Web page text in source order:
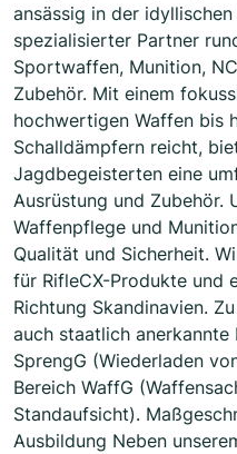
ansässig in der
spezialisierter Partner
Sportwaffen, Munition,
Zubehör. Mit einem
hochwertigen Waffen bis
Schalldämpfern reicht,
Jagdbegeisterten eine
Ausrüstung und Zubehör.
Waffenpflege und
Qualität und Sicherheit.
für RifleCX-Produkte und
Richtung Skandinavien.
auch staatlich anerkannte
SprengG (Wiederladen
Bereich WaffG
Standaufsicht).
Ausbildung Neben